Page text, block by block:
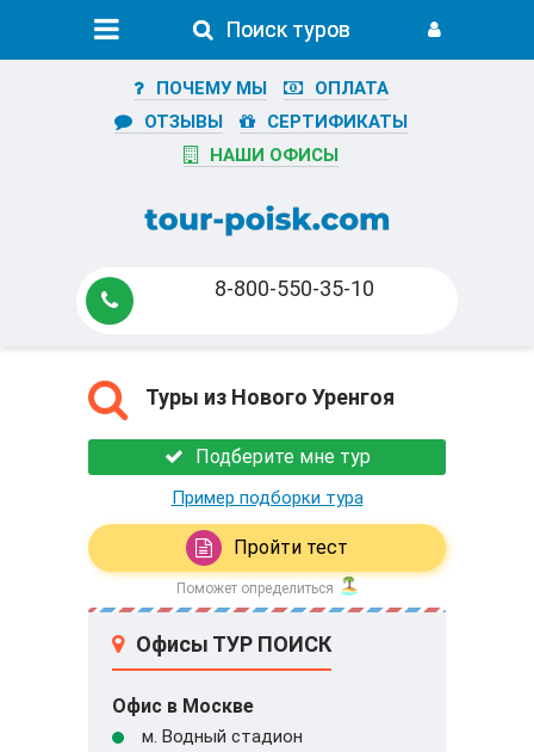
Поиск туров
Поиск туров
ПОЧЕМУ МЫ
ОПЛАТА
ОТЗЫВЫ
СЕРТИФИКАТЫ
НАШИ ОФИСЫ
8-800-550-35-10
Туры из Нового Уренгоя
Подберите мне тур
Пример подборки тура
Пройти тест
Поможет определиться
Офисы ТУР ПОИСК
Офис в Москве
м. Водный стадион